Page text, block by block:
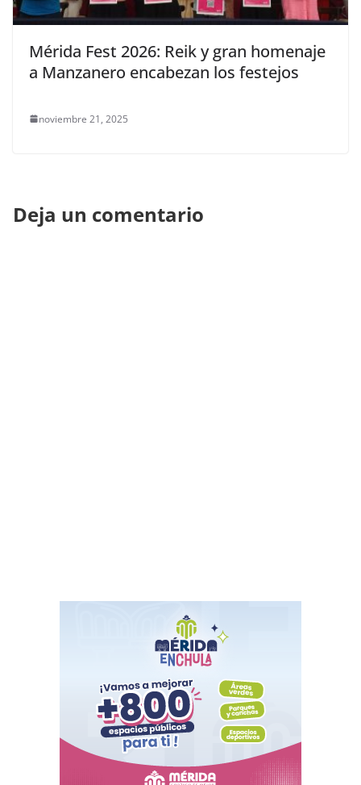
Mérida Fest 2026: Reik y gran homenaje
a Manzanero encabezan los festejos
noviembre 21, 2025
Deja un comentario